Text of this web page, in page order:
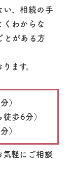
い、相続の手
くわからな
とがある方
ます。
）
歩6分）
）
気軽にご相談